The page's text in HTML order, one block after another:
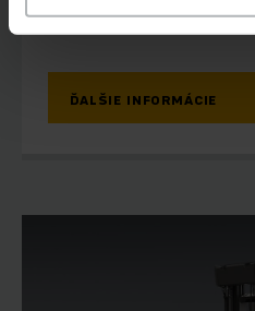
ĎALŠIE INFORMÁCIE